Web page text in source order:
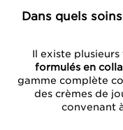
Dans quels
Il existe plusieurs
formulés en
gamme complète
des crèmes de
convenant